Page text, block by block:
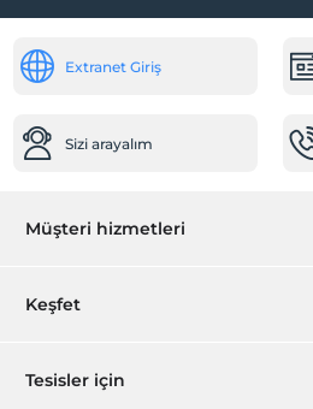
Bahçe
Günlük temizlik hizmeti
Ulaşım
Isıtma
Extranet Giriş
Sizi arayalım
Müşteri hizmetleri
Rezervasyon yönet
Keşfet
Hediye Kart
Tesisler için